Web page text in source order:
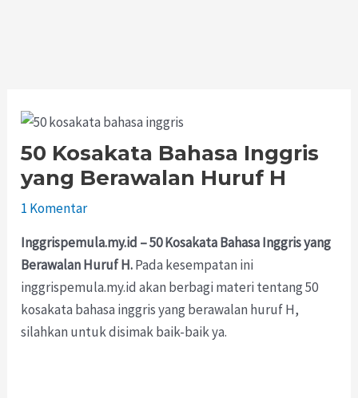
50 Kosakata Bahasa Inggris
yang Berawalan Huruf H
1 Komentar
Inggrispemula.my.id – 50 Kosakata Bahasa Inggris yang
Berawalan Huruf H.Pada kesempatan ini
inggrispemula.my.id akan berbagi materi tentang 50
kosakata bahasa inggris yang berawalan huruf H,
silahkan untuk disimak baik-baik ya.